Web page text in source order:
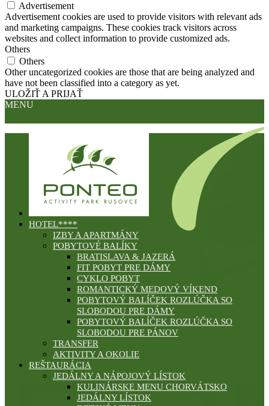
Advertisement
Advertisement cookies are used to provide visitors with relevant ads
and marketing campaigns. These cookies track visitors across
websites and collect information to provide customized ads.
Others
Others
Other uncategorized cookies are those that are being analyzed and
have not been classified into a category as yet.
ULOŽIŤ A PRIJAŤ
MENU
HOTEL****
IZBY A APARTMÁNY
POBYTOVÉ BALÍKY
BRATISLAVA & JAZERÁ
FIT POBYT PRE DÁMY
CYKLO POBYT
ROMANTICKÝ MEDOVÝ VÍKEND
POBYTOVÝ BALÍČEK ROZLÚČKA SO
SLOBODOU PRE DÁMY
POBYTOVÝ BALÍČEK ROZLÚČKA SO
SLOBODOU PRE PÁNOV
TRANSFER
AKTIVITY A OKOLIE
REŠTAURÁCIA
JEDÁLNY A NÁPOJOVÝ LÍSTOK
KULINÁRSKE MENU CHORVÁTSKO
JEDÁLNY LÍSTOK